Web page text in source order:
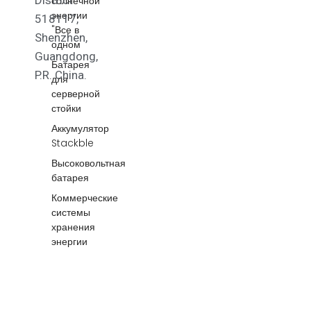
энергии
"Все в
одном
Батарея
для
серверной
стойки
Аккумулятор
Stackble
Высоковольтная
батарея
Коммерческие
системы
хранения
энергии
518117,
Shenzhen,
Guangdong,
P.R. China.